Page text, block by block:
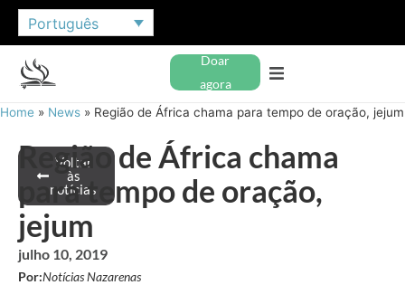
Português
Doar
agora
Home » News » Região de África chama para tempo de oração, jejum
Voltar
às
notícias
Região de África chama
para tempo de oração,
jejum
julho 10, 2019
Por:Notícias Nazarenas